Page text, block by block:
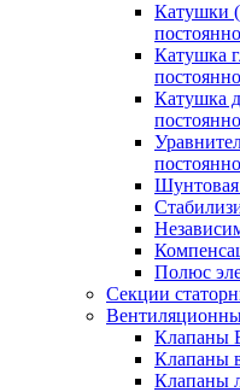
Катушки
Катушка
Катушка
Полюс
Секции
Клапаны
Клапаны
Клапаны